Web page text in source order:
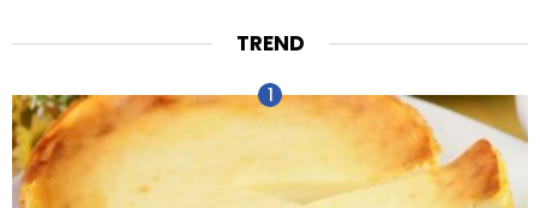
TREND